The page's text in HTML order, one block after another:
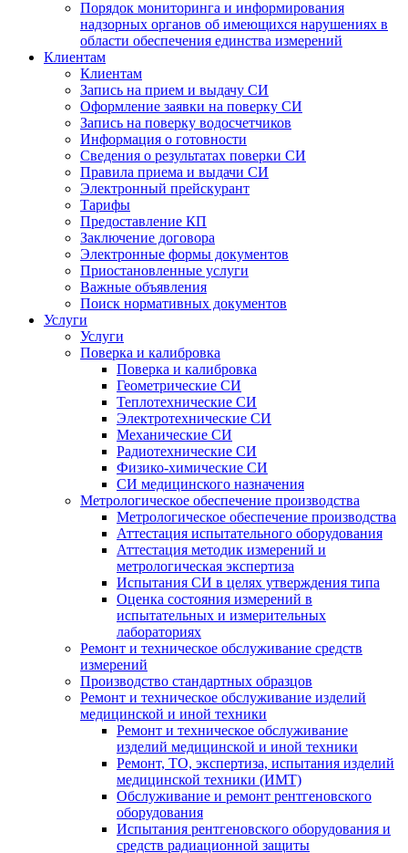
Порядок мониторинга и информирования
надзорных органов об имеющихся нарушениях в
области обеспечения единства измерений
Клиентам
Клиентам
Запись на прием и выдачу СИ
Оформление заявки на поверку СИ
Запись на поверку водосчетчиков
Информация о готовности
Сведения о результатах поверки СИ
Правила приема и выдачи СИ
Электронный прейскурант
Тарифы
Предоставление КП
Заключение договора
Электронные формы документов
Приостановленные услуги
Важные объявления
Поиск нормативных документов
Услуги
Услуги
Поверка и калибровка
Поверка и калибровка
Геометрические СИ
Теплотехнические СИ
Электротехнические СИ
Механические СИ
Радиотехнические СИ
Физико-химические СИ
СИ медицинского назначения
Метрологическое обеспечение производства
Метрологическое обеспечение производства
Аттестация испытательного оборудования
Аттестация методик измерений и
метрологическая экспертиза
Испытания СИ в целях утверждения типа
Оценка состояния измерений в
испытательных и измерительных
лабораториях
Ремонт и техническое обслуживание средств
измерений
Производство стандартных образцов
Ремонт и техническое обслуживание изделий
медицинской и иной техники
Ремонт и техническое обслуживание
изделий медицинской и иной техники
Ремонт, ТО, экспертиза, испытания изделий
медицинской техники (ИМТ)
Обслуживание и ремонт рентгеновского
оборудования
Испытания рентгеновского оборудования и
средств радиационной защиты